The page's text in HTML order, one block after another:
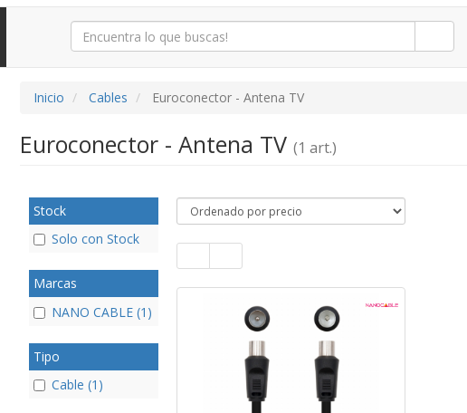
Inicio Cables Euroconector - Antena TV
Euroconector - Antena TV (1 art.)
Stock
Solo con Stock
Marcas
NANO CABLE (1)
Tipo
Cable (1)